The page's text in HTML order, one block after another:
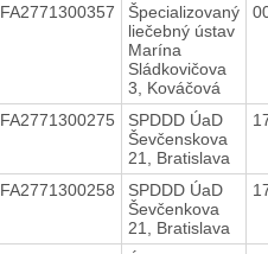
FA2771300357
Špecializovaný
liečebný ústav
Marína
Sládkovičova
3, Kováčová
FA2771300275
SPDDD ÚaD
Ševčenskova
21, Bratislava
FA2771300258
SPDDD ÚaD
Ševčenkova
21, Bratislava